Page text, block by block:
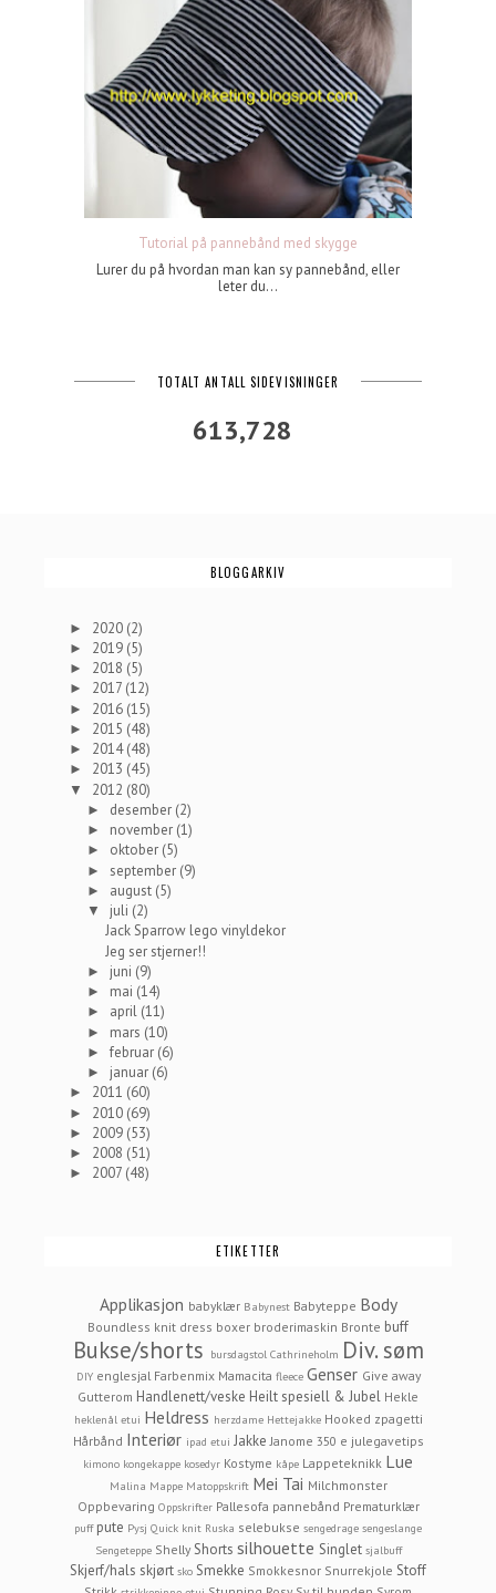
Tutorial på pannebånd med skygge
Lurer du på hvordan man kan sy pannebånd, eller
leter du...
TOTALT ANTALL SIDEVISNINGER
613,728
BLOGGARKIV
► 2020 (2)
► 2019 (5)
► 2018 (5)
► 2017 (12)
► 2016 (15)
► 2015 (48)
► 2014(48)
► 2013 (45)
▼ 2012 (80)
► desember (2)
► november (1)
► oktober (5)
► september (9)
► august (5)
▼ juli (2)
Jack Sparrow lego vinyldekor
Jeg ser stjerner!!
► juni (9)
► mai (14)
► april (11)
► mars (10)
►februar (6)
► januar (6)
► 2011 (60)
► 2010 (69)
► 2009 (53)
► 2008 (51)
► 2007 (48)
ETIKETTER
Applikasjon babyklær Babynest Babyteppe Body
Boundless knit dress boxer broderimaskin Bronte buff
Bukse/shorts bursdagstol Cathrineholm Div. søm
DIY englesjal Farbenmix Mamacita fleece Genser Give away
Gutterom Handlenett/veske Heilt spesiell & Jubel Hekle
heklenål etui Heldress herzdame Hettejakke Hooked zpagetti
Hårbånd Interiør ipad etui Jakke Janome 350 e julegavetips
kimono kongekappe kosedyr Kostyme kåpe Lappeteknikk Lue
Malina Mappe Matoppskrift Mei Tai Milchmonster
Oppbevaring Oppskrifter Pallesofa pannebånd Prematurklær
puff pute Pysj Quick knit Ruska selebukse sengedrage sengeslange
Sengeteppe Shelly Shorts silhouette Singlet sjalbuff
Skjerf/hals skjørt sko Smekke Smokkesnor Snurrekjole Stoff